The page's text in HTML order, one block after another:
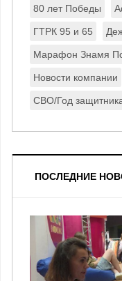
80 лет Победы
ГТРК 95 и 65
Марафон Знамя
Новости компании
СВО/Год
ПОСЛЕДНИЕ